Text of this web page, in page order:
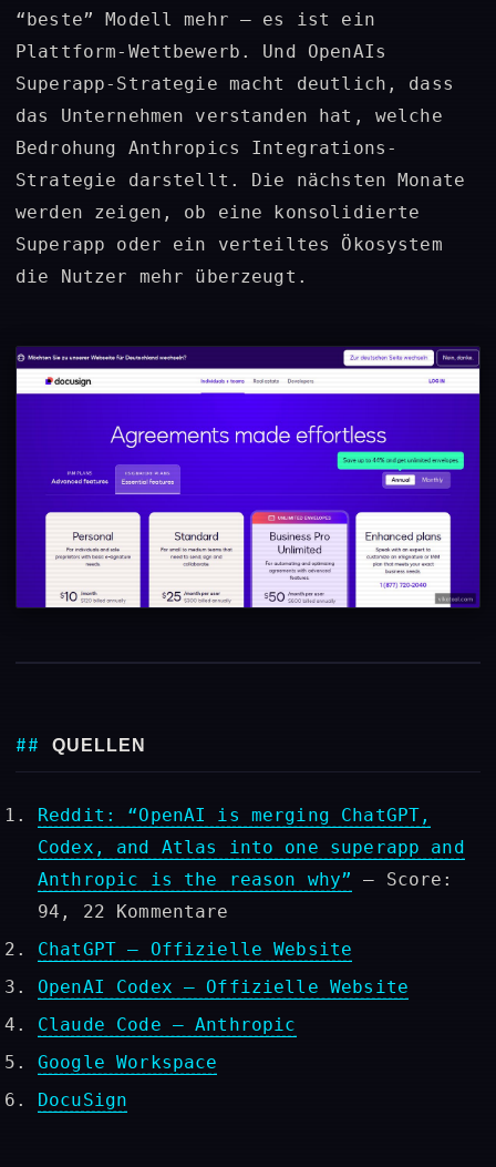
“beste” Modell mehr – es ist ein
Plattform-Wettbewerb. Und OpenAIs
Superapp-Strategie macht deutlich, dass
das Unternehmen verstanden hat, welche
Bedrohung Anthropics Integrations-
Strategie darstellt. Die nächsten Monate
werden zeigen, ob eine konsolidierte
Superapp oder ein verteiltes Ökosystem
die Nutzer mehr überzeugt.
QUELLEN
Reddit: “OpenAI is merging ChatGPT,
Codex, and Atlas into one superapp and
Anthropic is the reason why”
– Score:
94, 22 Kommentare
ChatGPT – Offizielle Website
OpenAI Codex – Offizielle Website
Claude Code – Anthropic
Google Workspace
DocuSign